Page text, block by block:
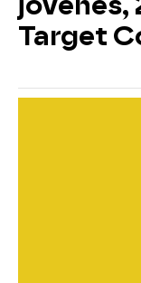
Target